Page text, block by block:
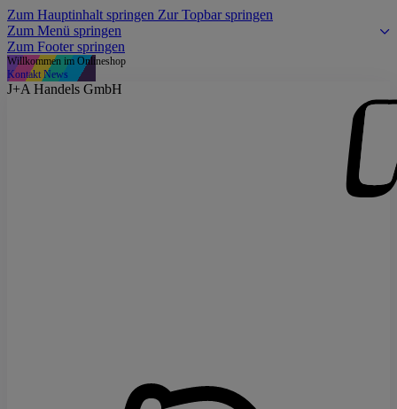
Zum Hauptinhalt springen Zur Topbar springen
Zum Menü springen
Zum Footer springen
Willkommen im Onlineshop
Kontakt News
J+A Handels GmbH